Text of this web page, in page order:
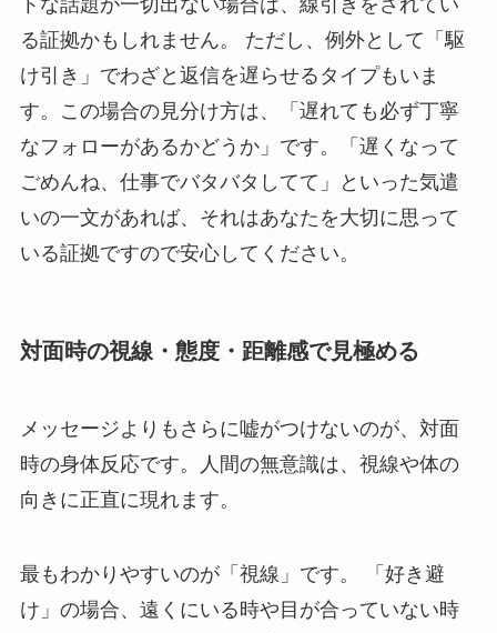
る証拠かもしれません。 ただし、例外として「駆
け引き」でわざと返信を遅らせるタイプもいま
す。この場合の見分け方は、「遅れても必ず丁寧
なフォローがあるかどうか」です。「遅くなって
ごめんね、仕事でバタバタしてて」といった気遣
いの一文があれば、それはあなたを大切に思って
いる証拠ですので安心してください。
対面時の視線・態度・距離感で見極める
メッセージよりもさらに嘘がつけないのが、対面
時の身体反応です。人間の無意識は、視線や体の
向きに正直に現れます。
最もわかりやすいのが「視線」です。 「好き避
け」の場合、遠くにいる時や目が合っていない時